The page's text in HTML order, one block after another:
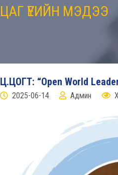
ЦАГ ҮЕИЙН МЭДЭЭ
Ц.ЦОГТ: “Open World
2025-06-14 Админ